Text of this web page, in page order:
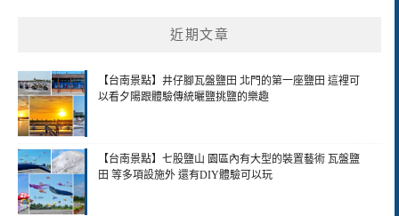
近期文章
【台南景點】井仔腳瓦盤鹽田 北門的第一座鹽田 這裡可
以看夕陽跟體驗傳統曬鹽挑鹽的樂趣
【台南景點】七股鹽山 園區內有大型的裝置藝術 瓦盤鹽
田 等多項設施外 還有DIY體驗可以玩